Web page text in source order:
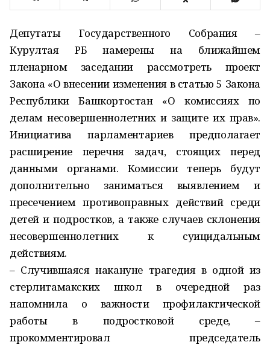
Депутаты Государственного Собрания –
Курултая РБ намерены на ближайшем
пленарном заседании рассмотреть проект
Закона «О внесении изменения в статью 5 Закона
Республики Башкортостан «О комиссиях по
делам несовершеннолетних и защите их прав».
Инициатива парламентариев предполагает
расширение перечня задач, стоящих перед
данными органами. Комиссии теперь будут
дополнительно заниматься выявлением и
пресечением противоправных действий среди
детей и подростков, а также случаев склонения
несовершеннолетних к суицидальным
действиям.
– Случившаяся накануне трагедия в одной из
стерлитамакских школ в очередной раз
напомнила о важности профилактической
работы в подростковой среде, –
прокомментировал председатель